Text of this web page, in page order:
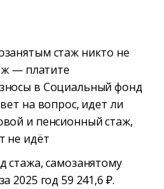
стаж никто не
— платите
в Социальный фонд
на вопрос, идет ли
и пенсионный стаж,
не идёт
стажа, самозанятому
2025 год 59 241,6 ₽.